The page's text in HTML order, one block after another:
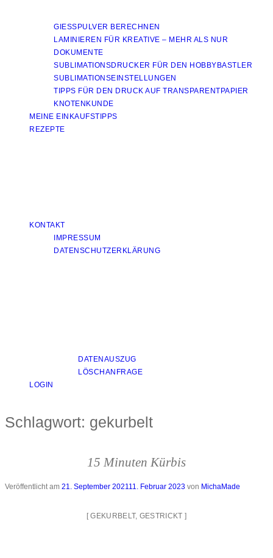
GIESSPULVER BERECHNEN
LAMINIEREN FÜR KREATIVE – MEHR ALS NUR
DOKUMENTE
SUBLIMATIONSDRUCKER FÜR DEN HOBBYBASTLER
SUBLIMATIONSEINSTELLUNGEN
TIPPS FÜR DEN DRUCK AUF TRANSPARENTPAPIER
KNOTENKUNDE
MEINE EINKAUFSTIPPS
REZEPTE
KONTAKT
IMPRESSUM
DATENSCHUTZERKLÄRUNG
DATENAUSZUG
LÖSCHANFRAGE
LOGIN
Schlagwort: gekurbelt
15 Minuten Kürbis
Veröffentlicht am 21. September 2021 11. Februar 2023 von MichaMade
[GEKURBELT, GESTRICKT ]